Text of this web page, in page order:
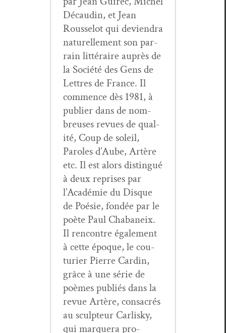
Décaudin, et Jean
Rous­selot qui devien­dra
naturelle­ment son par­
rain lit­téraire auprès de
la Société des Gens de
Let­tres de France. Il
com­mence dès 1981, à
pub­li­er dans de nom­
breuses revues de qual­
ité, Coup de soleil,
Paroles d’Aube, Artère
etc. Il est alors dis­tin­gué
à deux repris­es par
l’Académie du Disque
de Poésie, fondée par le
poète Paul Cha­baneix.
Il ren­con­tre égale­ment
à cette époque, le cou­
turi­er Pierre Cardin,
grâce à une série de
poèmes pub­liés dans la
revue Artère, con­sacrés
au sculp­teur Carlisky,
qui mar­quera pro­